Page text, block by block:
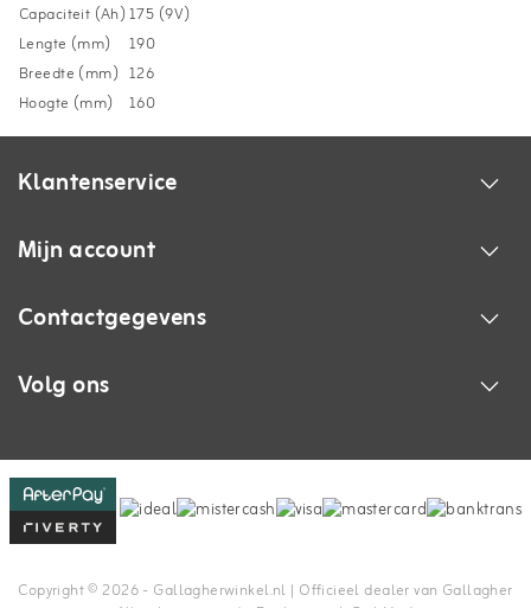
Capaciteit (Ah)175 (9V)
Lengte (mm)
190
Breedte (mm) 126
Hoogte (mm)
160
Klantenservice
Mijn account
Contactgegevens
Volg ons
Copyright © 2026 - Gallagherwinkel.nl | Officieel dealer van Gallagher